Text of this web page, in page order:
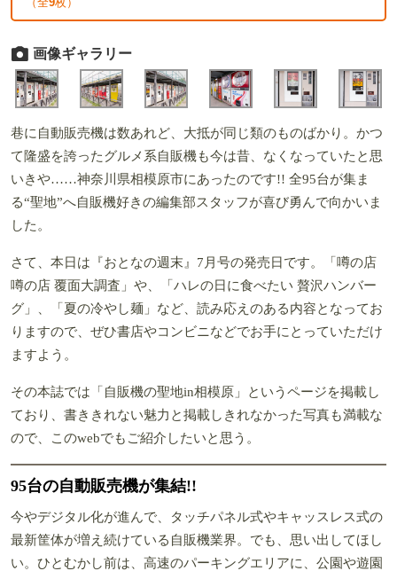
画像ギャラリー
巷に自動販売機は数あれど、大抵が同じ類のものばかり。かつ
て隆盛を誇ったグルメ系自販機も今は昔、なくなっていたと思
いきや……神奈川県相模原市にあったのです!! 全95台が集ま
る“聖地”へ自販機好きの編集部スタッフが喜び勇んで向かいま
した。
さて、本日は『おとなの週末』7月号の発売日です。「噂の店
噂の店 覆面大調査」や、「ハレの日に食べたい 贅沢ハンバー
グ」、「夏の冷やし麺」など、読み応えのある内容となってお
りますので、ぜひ書店やコンビニなどでお手にとっていただけ
ますよう。
その本誌では「自販機の聖地in相模原」というページを掲載し
ており、書ききれない魅力と掲載しきれなかった写真も満載な
ので、このwebでもご紹介したいと思う。
95台の自動販売機が集結!!
今やデジタル化が進んで、タッチパネル式やキャッスレス式の
最新筐体が増え続けている自販機業界。でも、思い出してほし
い。ひとむかし前は、高速のパーキングエリアに、公園や遊園